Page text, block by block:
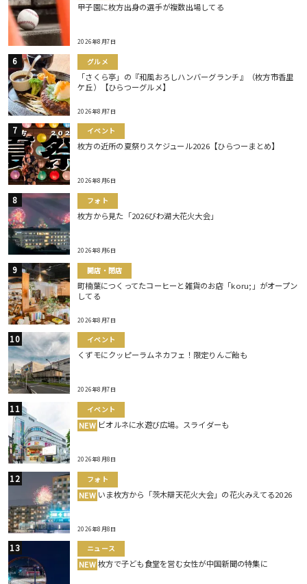
甲子園に枚方出身の選手が複数出場してる
2026年8月7日
グルメ
「さくら亭」の『和風おろしハンバーグランチ』（枚方市香里
ケ丘）【ひらつーグルメ】
2026年8月7日
イベント
枚方の近所の夏祭りスケジュール2026【ひらつーまとめ】
2026年8月6日
フォト
枚方から見た「2026びわ湖大花火大会」
2026年8月6日
開店・閉店
町楠葉につくってたコーヒーと雑貨のお店「koru;」がオープン
してる
2026年8月7日
イベント
くずモにクッピーラムネカフェ！限定りんご飴も
2026年8月7日
イベント
NEW ビオルネに水遊び広場。スライダーも
2026年8月8日
フォト
NEW いま枚方から「茨木辯天花火大会」の花火みえてる2026
2026年8月8日
ニュース
NEW 枚方で子ども食堂を営む女性が中国新聞の特集に